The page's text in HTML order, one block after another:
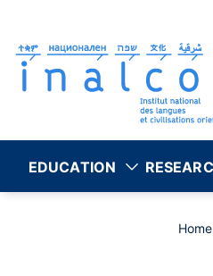
content
EDUCATION
Home